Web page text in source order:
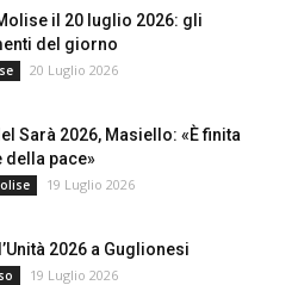
il 20 luglio 2026: gli
del giorno
20 Luglio 2026
Sarà 2026, Masiello: «È finita
della pace»
19 Luglio 2026
2026 a Guglionesi
19 Luglio 2026